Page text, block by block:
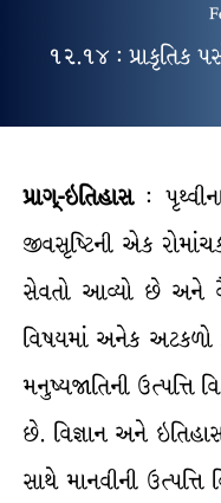
૧૨.૧૪ : પ્રાકૃતિક
પ્રાગ્-ઇતિહાસ:
જીવસૃષ્ટિની એક
સેવતો આવ્યો છે અને
વિષયમાં અનેક
મનુષ્યજાતિની
છે. વિજ્ઞાન અને
સાથે માનવીની